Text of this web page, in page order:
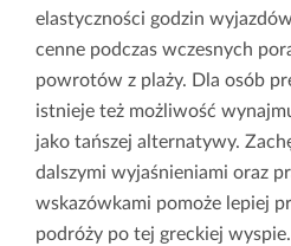
elastyczności godzin
cenne podczas wczesnych
powrotów z plaży. Dla osób
istnieje też możliwość
jako tańszej alternatywy.
dalszymi wyjaśnieniami oraz
wskazówkami pomoże lepiej
podróży po tej greckiej wyspie.